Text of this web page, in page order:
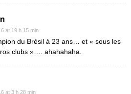
at 19 h 15 min
du Brésil à 23 ans… et « sous les
clubs »…. ahahahaha.
at 3 h 28 min